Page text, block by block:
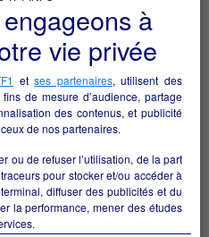
BAR ET PISCINE
à
vie privée
etses partenaires, utilisent des
de mesure d’audience, partage
des contenus, et publicité
de nos partenaires.
ou de refuser l’utilisation, de la part
pour stocker et/ou accéder à
diffuser des publicités et du
la performance, mener des études